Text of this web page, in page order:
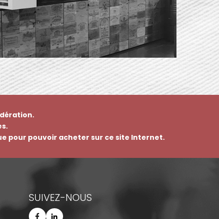
pour pouvoir acheter sur ce site Internet.
SUIVEZ-NOUS